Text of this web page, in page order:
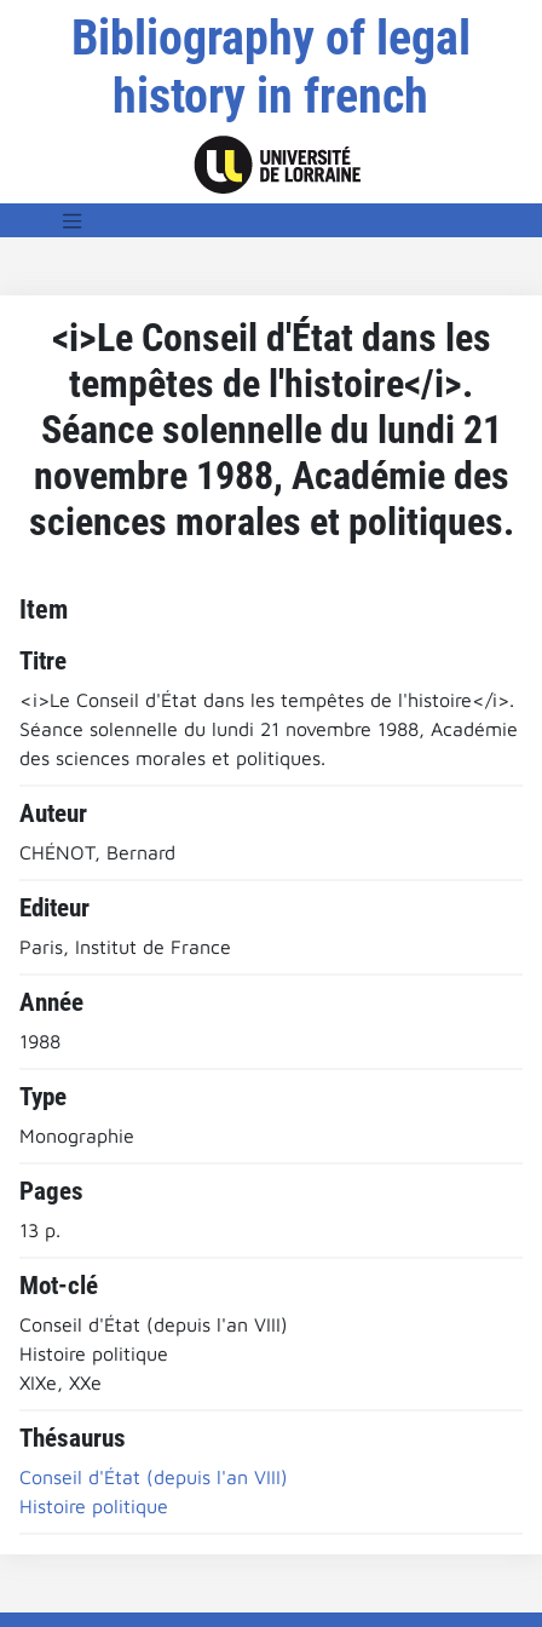
Bibliography of legal
history in french
<i>Le Conseil d'État dans les
tempêtes de l'histoire</i>.
Séance solennelle du lundi 21
novembre 1988, Académie des
sciences morales et politiques.
Item
Titre
<i>Le Conseil d'État dans les tempêtes de l'histoire</i>.
Séance solennelle du lundi 21 novembre 1988, Académie
des sciences morales et politiques.
Auteur
CHÉNOT, Bernard
Editeur
Paris, Institut de France
Année
1988
Type
Monographie
Pages
13 p.
Mot-clé
Conseil d'État (depuis l'an VIII)
Histoire politique
XIXe, XXe
Thésaurus
Conseil d'État (depuis l'an VIII)
Histoire politique